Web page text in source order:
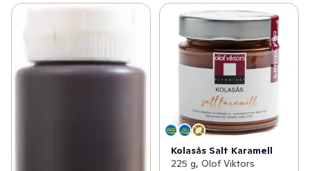
Kolasås Salt Karamell
225 g, Olof Viktors